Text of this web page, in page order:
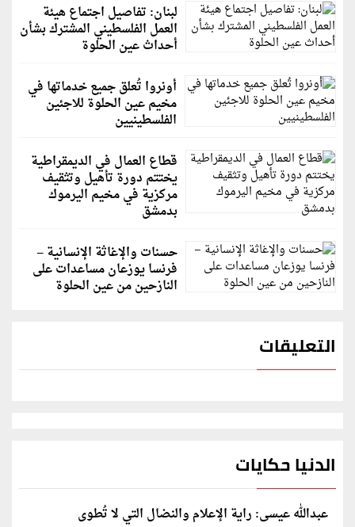
لبنان: تفاصيل اجتماع هيئة
العمل الفلسطيني المشترك بشأن
أحداث عين الحلوة
أونروا تُعلق جميع خدماتها في
مخيم عين الحلوة للاجئين
الفلسطينيين
قطاع العمال في الديمقراطية
يختتم دورة تأهيل وتثقيف
مركزية في مخيم اليرموك
بدمشق
حسنات والإغاثة الإنسانية –
فرنسا يوزعان مساعدات على
النازحين من عين الحلوة
التعليقات
الدنيا حكايات
عبدالله عيسى: راية الإعلام والنضال التي لا تُطوى